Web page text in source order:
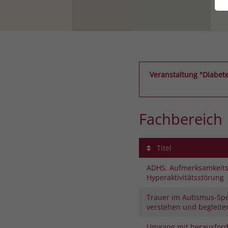
Veranstaltung
Fachbereich
Titel
ADHS.
Hyperaktivitätsstörung
Trauer im Autismus-
verstehen und